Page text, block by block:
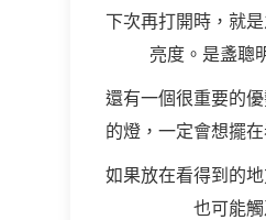
下次再打開時，就
亮度。是盞聰
還有一個很重要的
的燈，一定會想擺
如果放在看得到的
也可能觸